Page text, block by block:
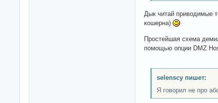
Дык читай приводимые
кошерна)
Простейшая схема
помощью опции DMZ
selenscy пишет:
Я говорил не про